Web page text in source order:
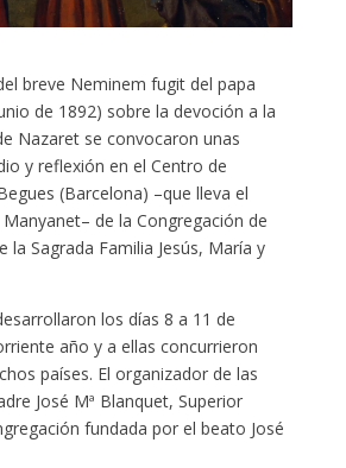
breve Neminem fugit del papa
de 1892) sobre la devoción a la
Nazaret se convocaron unas
y reflexión en el Centro de
(Barcelona) –que lleva el
de la Congregación de
la Sagrada Familia Jesús, María y
los días 8 a 11 de
año y a ellas concurrieron
países. El organizador de las
José Mª Blanquet, Superior
fundada por el beato José